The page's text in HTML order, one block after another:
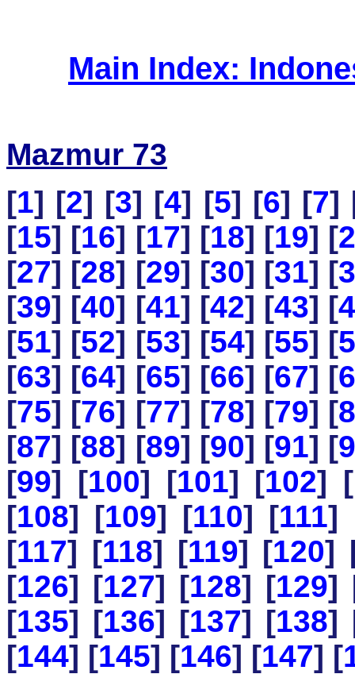
Main Index:
Mazmur 73
[1] [2] [3] [4] [5] [6] [7]
[15] [16] [17] [18] [19] [
[27] [28] [29] [30] [31] [
[39] [40] [41] [42] [43] [
[51] [52] [53] [54] [55] [
[63] [64] [65] [66] [67] [
[75] [76] [77] [78] [79] [
[87] [88] [89] [90] [91] [
[99] [100] [101] [102] [
[108] [109] [110] [111]
[117] [118] [119] [120]
[126] [127] [128] [129]
[135] [136] [137] [138]
[144] [145] [146] [147] [